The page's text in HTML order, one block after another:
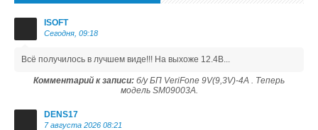
ISOFT
Сегодня, 09:18
Всё получилось в лучшем виде!!! На выхоже 12.4В...
Комментарий к записи: б/у БП VeriFone 9V(9,3V)-4A . Теперь
модель SM09003A.
DENS17
7 августа 2026 08:21